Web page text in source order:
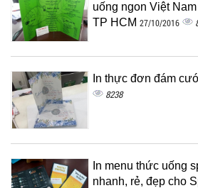
uống ngon Việt
TP HCM 27/10/2016
In thực đơn đám
8238
In menu thức uống
nhanh, rẻ, đẹp cho